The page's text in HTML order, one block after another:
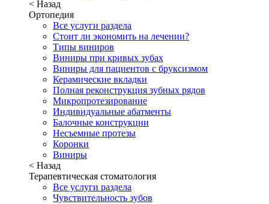
< Назад
Ортопедия
Все услуги раздела
Стоит ли экономить на лечении?
Типы виниров
Виниры при кривых зубах
Виниры для пациентов с бруксизмом
Керамические вкладки
Полная реконструкция зубных рядов
Микропротезирование
Индивидуальные абатменты
Балочные конструкции
Несъемные протезы
Коронки
Виниры
< Назад
Терапевтическая стоматология
Все услуги раздела
Чувствительность зубов